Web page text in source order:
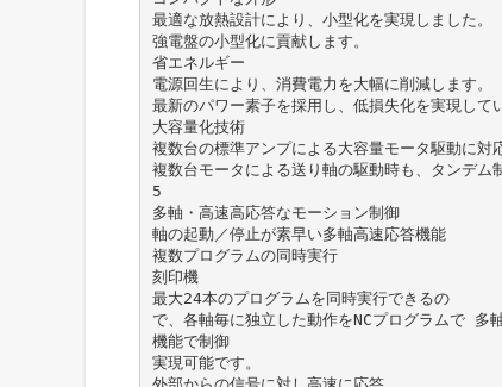
最適な放熱設計により、小型化を実現しました。
強電盤の小型化に貢献します。
省エネルギー
電源回生により、消費電力を大幅に削減します。
最新のパワー素子を採用し、低損失化を実現して
大容量化技術
複数台の標準アンプによる大容量モータ駆動に対
複数台モータによる送り軸の駆動時も、タンデム
5
多軸・高速高応答なモーション制御
軸の起動／停止が素早い多軸高速応答機能
複数プログラムの同時実行
刻印機
最大24本のプログラムを同時実行できるの
で、各軸毎に独立した動作をNCプログラムで 多
機能で制御
実現可能です。
外部からの信号に対し高速に応答